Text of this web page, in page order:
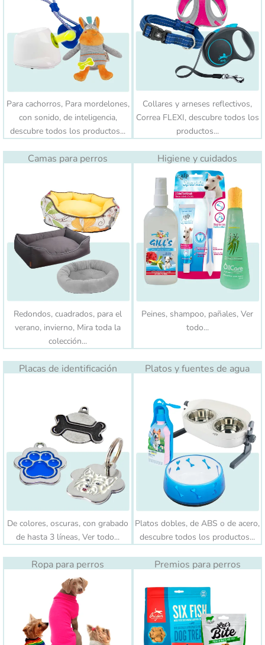
Para cachorros, Para mordelones,
con sonido, de inteligencia,
descubre todos los productos...
Collares y arneses reflectivos,
Correa FLEXI, descubre todos los
productos...
Camas para perros
Redondos, cuadrados, para el
verano, invierno, Mira toda la
colección...
Higiene y cuidados
Peines, shampoo, pañales, Ver
todo...
Placas de identificación
De colores, oscuras, con grabado
de hasta 3 líneas, Ver todo...
Platos y fuentes de agua
Platos dobles, de ABS o de acero,
descubre todos los productos...
Ropa para perros Premios para perros